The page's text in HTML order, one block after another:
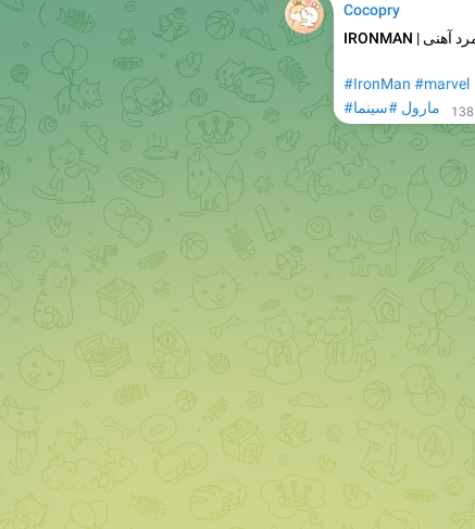
Cocopry
IRONMAN | آهنی
#IronMan #marvel
#مارول #سینما 138